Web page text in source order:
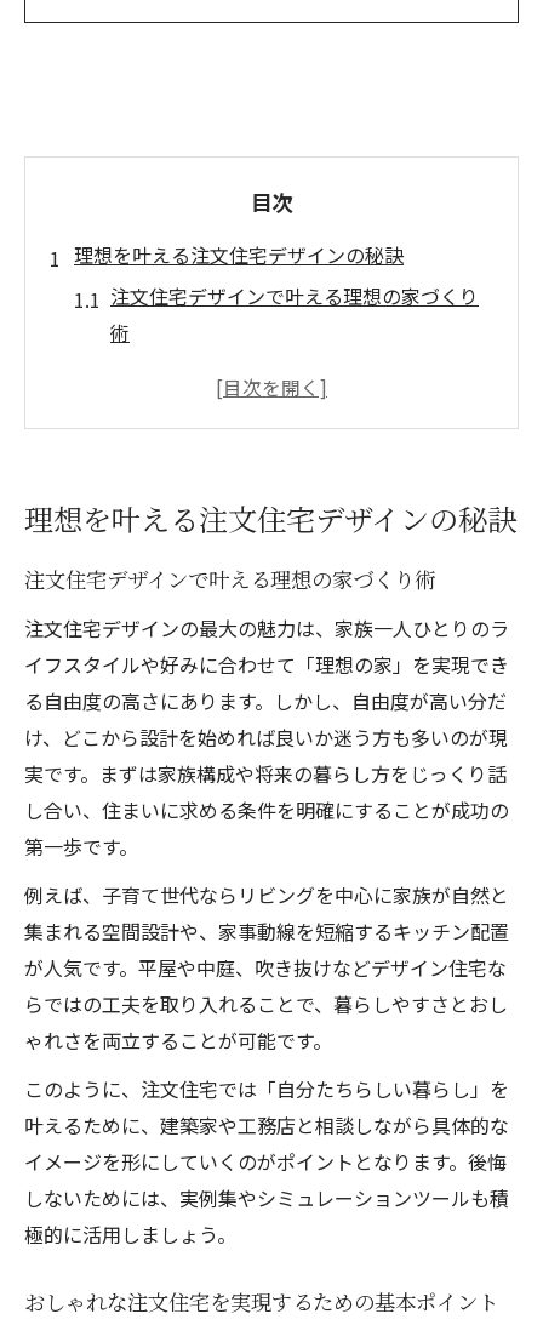
目次
理想を叶える注文住宅デザインの秘訣
注文住宅デザインで叶える理想の家づくり
術
おしゃれな注文住宅を実現するための基本
家デザインシミュレーション活用の実践テ
クニック
とは
暮らしやすさ重視の家デザイン実例集
暮らしやすさ追求の注文住宅実例と間取り
紹介
注文住宅で叶える家族に優しいデザイン実
例集
家デザイン内装にこだわる注文住宅の魅力
解析
おしゃれな家内装が暮らしやすさに与える
影響
注文住宅の実例から学ぶ快適な生活動線の
おしゃれな注文住宅を実現する方法とは
注文住宅でおしゃれな家を叶えるデザイン
発想
おしゃれな家内装を実現する注文住宅の工
デザイン住宅で魅せる外観と内装の調和術
理想を叶える注文住宅デザインの秘訣
注文住宅デザインで叶える理想の家づくり術
注文住宅デザインの最大の魅力は、家族一人ひとりのラ
イフスタイルや好みに合わせて「理想の家」を実現でき
る自由度の高さにあります。しかし、自由度が高い分だ
け、どこから設計を始めれば良いか迷う方も多いのが現
実です。まずは家族構成や将来の暮らし方をじっくり話
し合い、住まいに求める条件を明確にすることが成功の
第一歩です。
例えば、子育て世代ならリビングを中心に家族が自然と
集まれる空間設計や、家事動線を短縮するキッチン配置
が人気です。平屋や中庭、吹き抜けなどデザイン住宅な
らではの工夫を取り入れることで、暮らしやすさとおし
ゃれさを両立することが可能です。
このように、注文住宅では「自分たちらしい暮らし」を
叶えるために、建築家や工務店と相談しながら具体的な
イメージを形にしていくのがポイントとなります。後悔
しないためには、実例集やシミュレーションツールも積
極的に活用しましょう。
おしゃれな注文住宅を実現するための基本ポイント